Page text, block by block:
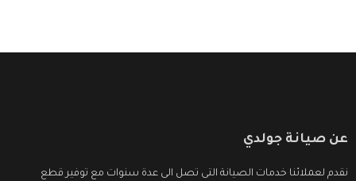
عن صيانة جولدي
نقدم لعملائنا خدمات الصيانة التى تصل الى عدة سنوات مع توفير قطع